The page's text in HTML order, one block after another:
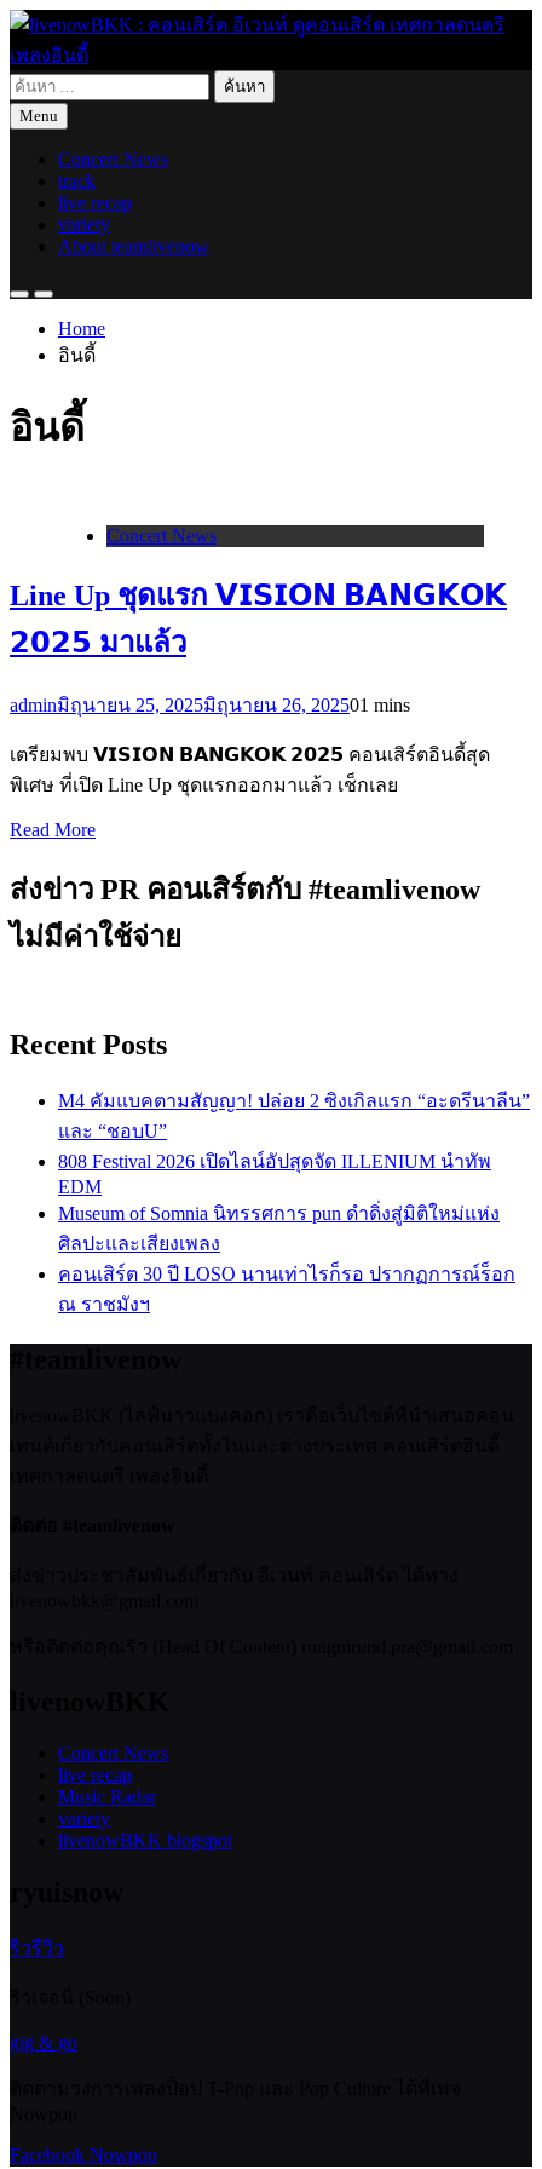
Skip
content
livenowBKK : คอนเสิร์ต อีเวนท์ ดูคอนเสิร์ต เทศกาลดนตรี เพลง
อินดี้
live for today
ค้นหา
สำหรับ:
Menu
Concert News
track
live recap
variety
About teamlivenow
Home
อินดี้
อินดี้
Concert News
Line Up ชุดแรก 𝗩𝗜𝗦𝗜𝗢𝗡 𝗕𝗔𝗡𝗚𝗞𝗢𝗞
𝟮𝟬𝟮𝟱 มาแล้ว
adminมิถุนายน 25, 2025มิถุนายน 26, 202501 mins
เตรียมพบ 𝗩𝗜𝗦𝗜𝗢𝗡 𝗕𝗔𝗡𝗚𝗞𝗢𝗞 𝟮𝟬𝟮𝟱 คอนเสิร์ตอินดี้สุด
พิเศษ ที่เปิด Line Up ชุดแรกออกมาแล้ว เช็กเลย
Read More
ส่งข่าว PR คอนเสิร์ตกับ #teamlivenow
ไม่มีค่าใช้จ่าย
Recent Posts
M4 คัมแบคตามสัญญา! ปล่อย 2 ซิงเกิลแรก “อะดรีนาลีน”
และ “ชอบU”
808 Festival 2026 เปิดไลน์อัปสุดจัด ILLENIUM นำทัพ
EDM
Museum of Somnia นิทรรศการ pun ดำดิ่งสู่มิติใหม่แห่ง
ศิลปะและเสียงเพลง
คอนเสิร์ต 30 ปี LOSO นานเท่าไรก็รอ ปรากฏการณ์ร็อก
ณ ราชมังฯ
Concert News
live recap
Music Radar
variety
livenowBKK blogspot
ริวรีวิว
gig & go
Facebook Nowpop